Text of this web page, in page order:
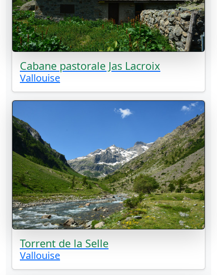
Cabane pastorale Jas Lacroix
Vallouise
Torrent de la Selle
Vallouise